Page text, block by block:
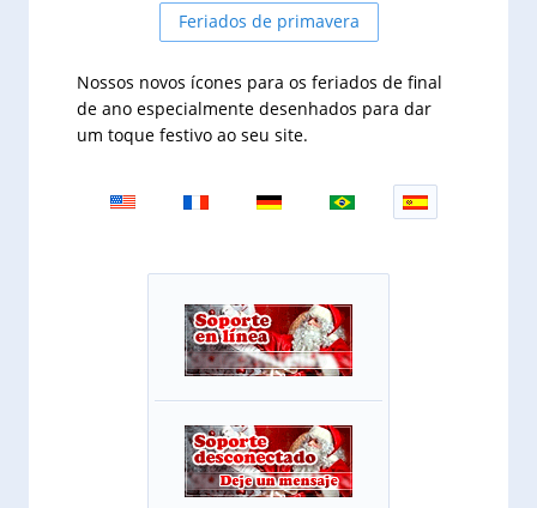
Feriados de primavera
Nossos novos ícones para os feriados de final
de ano especialmente desenhados para dar
um toque festivo ao seu site.